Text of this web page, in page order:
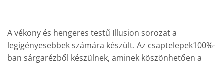
A vékony és hengeres testű Illusion sorozat a
legigényesebbek számára készült. Az csaptelepek100%-
ban sárgarézből készülnek, aminek köszönhetően a